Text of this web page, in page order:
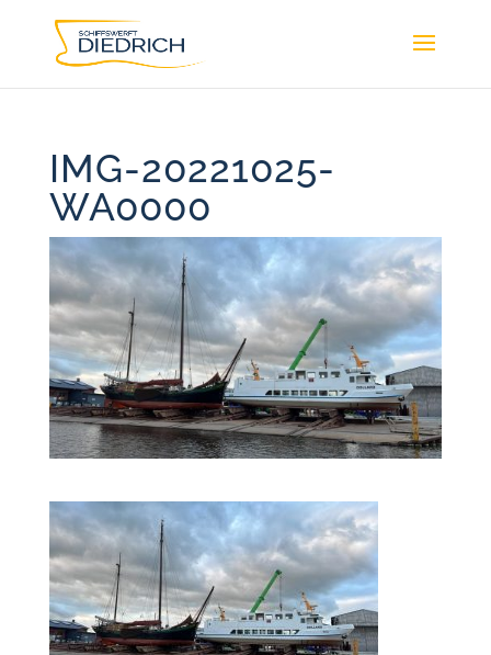
IMG-20221025-
WA0000